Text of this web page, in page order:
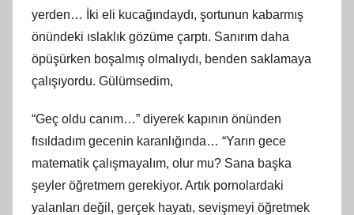
yerden… İki eli kucağındaydı, şortunun kabarmış
önündeki ıslaklık gözüme çarptı. Sanırım daha
öpüşürken boşalmış olmalıydı, benden saklamaya
çalışıyordu. Gülümsedim,
“Geç oldu canım…” diyerek kapının önünden
fısıldadım gecenin karanlığında… “Yarın gece
matematik çalışmayalım, olur mu? Sana başka
şeyler öğretmem gerekiyor. Artık pornolardaki
yalanları değil, gerçek hayatı, sevişmeyi öğretmek